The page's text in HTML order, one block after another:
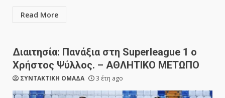
Read More
Διαιτησία: Πανάξια στη Superleague 1 ο
Χρήστος Ψύλλος. – ΑΘΛΗΤΙΚΟ ΜΕΤΩΠΟ
ΣΥΝΤΑΚΤΙΚΗ ΟΜΑΔΑ 3 έτη ago